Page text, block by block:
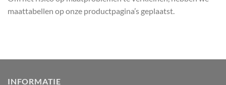
maattabellen op onze productpagina’s geplaatst.
INFORMATIE